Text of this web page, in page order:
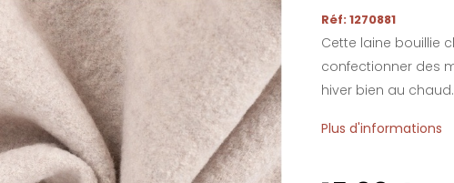
Réf: 1270881
Cette laine bouillie
confectionner des
hiver bien au chaud.
Plus d'informations